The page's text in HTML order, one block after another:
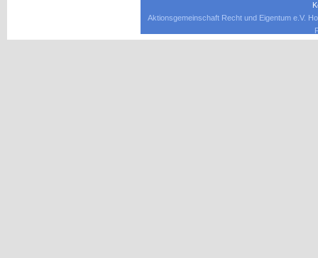
Aktionsgemeinschaft Recht und Eigentum e.V.